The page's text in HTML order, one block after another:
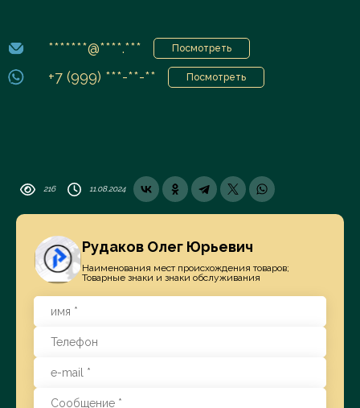
*******@****.*** Посмотреть
+7 (999) ***-**-** Посмотреть
216 11.08.2024
Рудаков Олег Юрьевич
Наименования мест происхождения товаров;
Товарные знаки и знаки обслуживания